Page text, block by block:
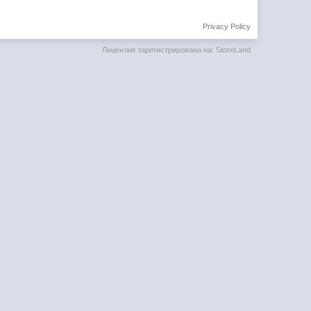
Privacy Policy
Лицензия зарегистрирована на: StoreLand